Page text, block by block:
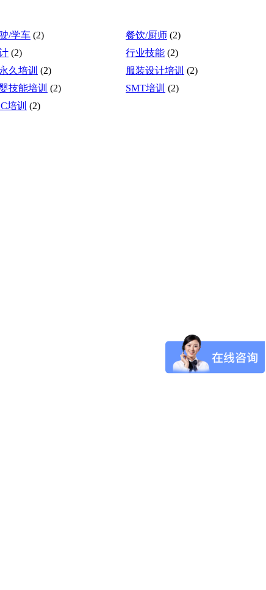
/学车 (2) 餐饮/厨师 (2)
(2) 行业技能 (2)
久培训 (2) 服装设计培训 (2)
技能培训 (2) SMT培训 (2)
培训 (2)